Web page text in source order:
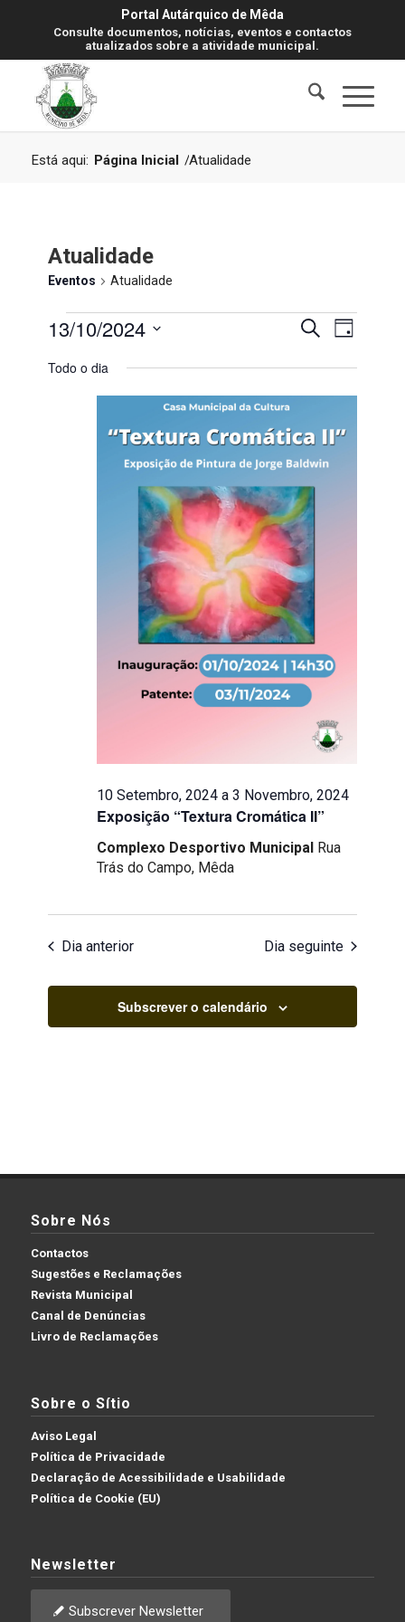
Portal Autárquico de Mêda
Consulte documentos, notícias, eventos e contactos
atualizados sobre a atividade municipal.
Está aqui: Página Inicial /Atualidade
Atualidade
Eventos Atualidade
Eventos
13
de
Eventos
Pesquisar
de
de
Dia
13/10/2024
a
Todo o dia
Exposição “Textura Cromática II”
10 Setembro, 2024 a3 Novembro, 2024
Complexo Desportivo Municipal Rua
Trás do Campo, Mêda
Dia anterior Dia seguinte
Subscrever o calendário
Sobre Nós
Contactos
Sugestões e Reclamações
Revista Municipal
Canal de Denúncias
Livro de Reclamações
Sobre o Sítio
Aviso Legal
Política de Privacidade
Declaração de Acessibilidade e Usabilidade
Política de Cookie (EU)
Newsletter
Subscrever Newsletter